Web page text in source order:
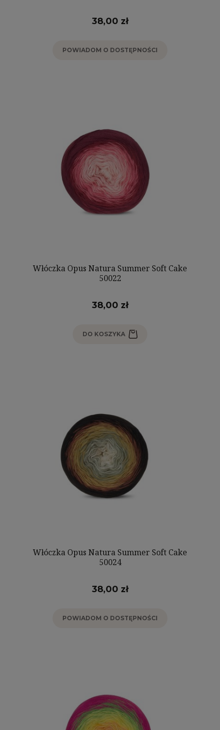
38,00 zł
POWIADOM O DOSTĘPNOŚCI
Włóczka Opus Natura Summer Soft Cake
50022
38,00 zł
DO KOSZYKA
Włóczka Opus Natura Summer Soft Cake
50024
38,00 zł
POWIADOM O DOSTĘPNOŚCI